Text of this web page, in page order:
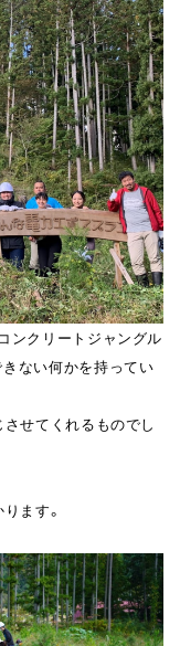
ンクリートジャングル
ない何かを持ってい
させてくれるものでし
ます。